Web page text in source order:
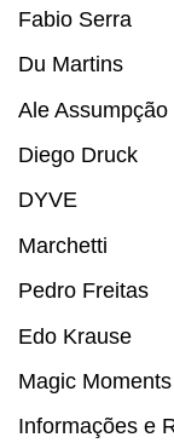
Fabio Serra
Du Martins
Ale Assumpção
Diego Druck
DYVE
Marchetti
Pedro Freitas
Edo Krause
Magic
Informações e